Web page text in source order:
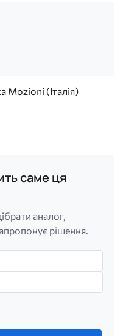
Mozioni (Італія)
саме ця
аналог,
рішення.